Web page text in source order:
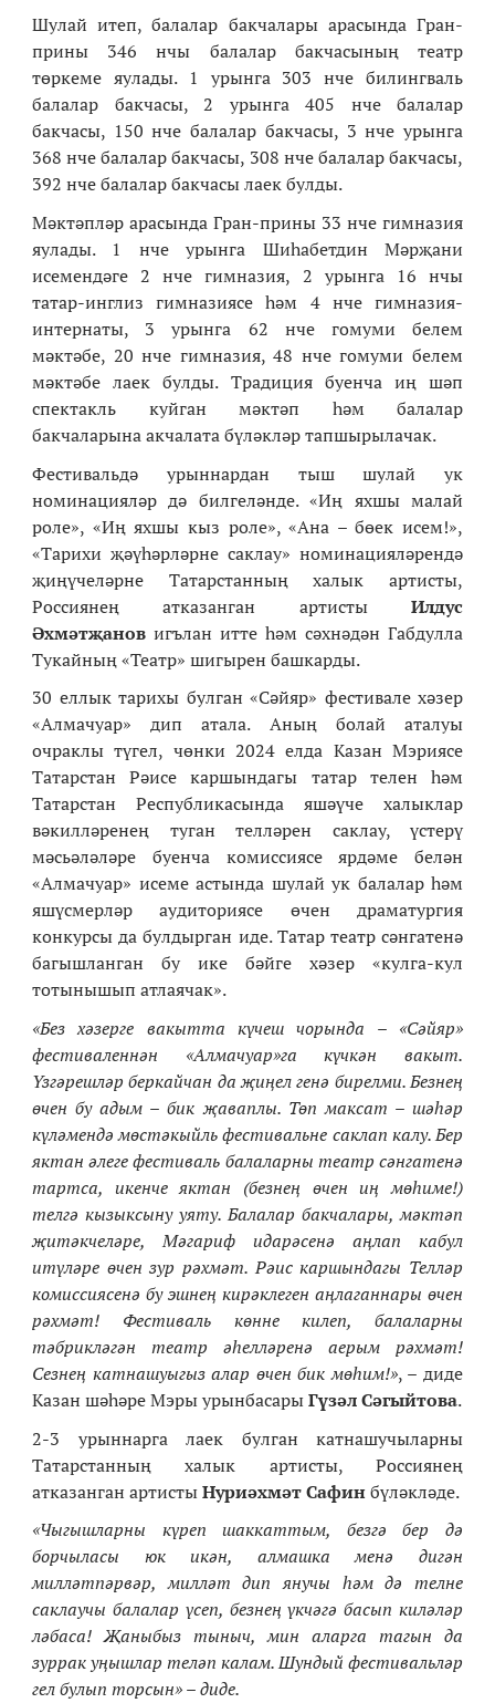
Шулай итеп, балалар бакчалары арасында Гран-
прины 346 нчы балалар бакчасының театр
төркеме яулады. 1 урынга 303 нче билингваль
балалар бакчасы, 2 урынга 405 нче балалар
бакчасы, 150 нче балалар бакчасы, 3 нче урынга
368 нче балалар бакчасы, 308 нче балалар бакчасы,
392 нче балалар бакчасы лаек булды.
Мәктәпләр арасында Гран-прины 33 нче гимназия
яулады. 1 нче урынга Шиһабетдин Мәрҗани
исемендәге 2 нче гимназия, 2 урынга 16 нчы
татар-инглиз гимназиясе һәм 4 нче гимназия-
интернаты, 3 урынга 62 нче гомуми белем
мәктәбе, 20 нче гимназия, 48 нче гомуми белем
мәктәбе лаек булды. Традиция буенча иң шәп
спектакль куйган мәктәп һәм балалар
бакчаларына акчалата бүләкләр тапшырылачак.
Фестивальдә урыннардан тыш шулай ук
номинацияләр дә билгеләнде. «Иң яхшы малай
роле», «Иң яхшы кыз роле», «Ана – бөек исем!»,
«Тарихи җәүһәрләрне саклау» номинацияләрендә
җиңүчеләрне Татарстанның халык артисты,
Россиянең атказанган артисты Илдус
Әхмәтҗанов игълан итте һәм сәхнәдән Габдулла
Тукайның «Театр» шигырен башкарды.
30 еллык тарихы булган «Сәйяр» фестивале хәзер
«Алмачуар» дип атала. Аның болай аталуы
очраклы түгел, чөнки 2024 елда Казан Мэриясе
Татарстан Рәисе каршындагы татар телен һәм
Татарстан Республикасында яшәүче халыклар
вәкилләренең туган телләрен саклау, үстерү
мәсьәләләре буенча комиссиясе ярдәме белән
«Алмачуар» исеме астында шулай ук балалар һәм
яшүсмерләр аудиториясе өчен драматургия
конкурсы да булдырган иде. Татар театр сәнгатенә
багышланган бу ике бәйге хәзер «кулга-кул
тотынышып атлаячак».
«Без хәзерге вакытта күчеш чорында – «Сәйяр»
фестиваленнән «Алмачуар»га күчкән вакыт.
Үзгәрешләр беркайчан да җиңел генә бирелми. Безнең
өчен бу адым – бик җаваплы. Төп максат – шәһәр
күләмендә мөстәкыйль фестивальне саклап калу. Бер
яктан әлеге фестиваль балаларны театр сәнгатенә
тартса, икенче яктан (безнең өчен иң мөһиме!)
телгә кызыксыну уяту. Балалар бакчалары, мәктәп
җитәкчеләре, Мәгариф идарәсенә аңлап кабул
итүләре өчен зур рәхмәт. Рәис каршындагы Телләр
комиссиясенә бу эшнең кирәклеген аңлаганнары өчен
рәхмәт! Фестиваль көнне килеп, балаларны
тәбрикләгән театр әһелләренә аерым рәхмәт!
Сезнең катнашуыгыз алар өчен бик мөһим!», – диде
Казан шәһәре Мэры урынбасарыГүзәл Сәгыйтова.
2-3 урыннарга лаек булган катнашучыларны
Татарстанның халык артисты, Россиянең
атказанган артистыНуриәхмәт Сафинбүләкләде.
«Чыгышларны күреп шаккаттым, безгә бер дә
борчыласы юк икән, алмашка менә дигән
милләтпәрвәр, милләт дип янучы һәм дә телне
саклаучы балалар үсеп, безнең үкчәгә басып киләләр
ләбаса! Җаныбыз тыныч, мин аларга тагын да
зуррак уңышлар теләп калам. Шундый фестивальләр
гел булып торсын» – диде.